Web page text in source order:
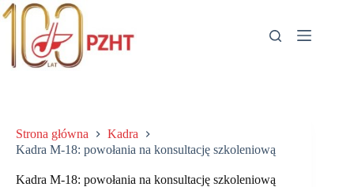
Przejdź
do
Strona główna
Kadra
Kadra M-18: powołania na konsultację szkoleniową
Kadra M-18: powołania na konsultację szkoleniową